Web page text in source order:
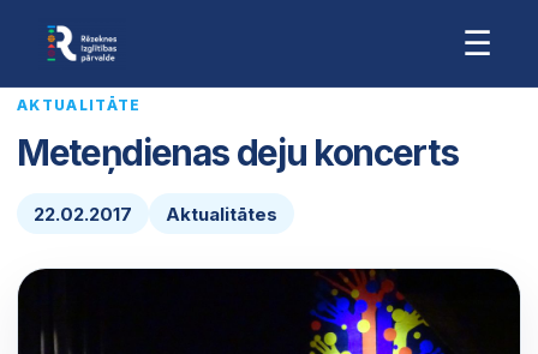
☰
AKTUALITĀTE
Meteņdienas deju koncerts
22.02.2017 Aktualitātes